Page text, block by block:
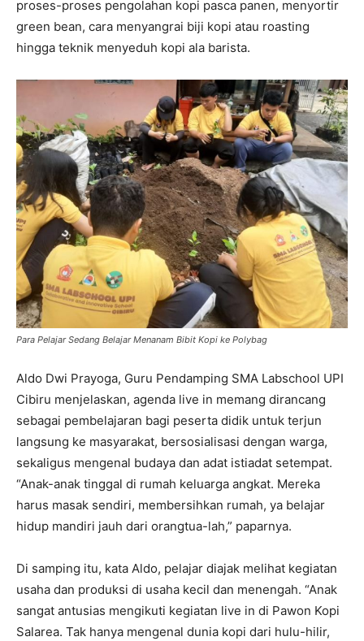
proses-proses pengolahan kopi pasca panen, menyortir
green bean, cara menyangrai biji kopi atau roasting
hingga teknik menyeduh kopi ala barista.
Para Pelajar Sedang Belajar Menanam Bibit Kopi ke Polybag
Aldo Dwi Prayoga, Guru Pendamping SMA Labschool UPI
Cibiru menjelaskan, agenda live in memang dirancang
sebagai pembelajaran bagi peserta didik untuk terjun
langsung ke masyarakat, bersosialisasi dengan warga,
sekaligus mengenal budaya dan adat istiadat setempat.
“Anak-anak tinggal di rumah keluarga angkat. Mereka
harus masak sendiri, membersihkan rumah, ya belajar
hidup mandiri jauh dari orangtua-lah,” paparnya.
Di samping itu, kata Aldo, pelajar diajak melihat kegiatan
usaha dan produksi di usaha kecil dan menengah. “Anak
sangat antusias mengikuti kegiatan live in di Pawon Kopi
Salarea. Tak hanya mengenal dunia kopi dari hulu-hilir,